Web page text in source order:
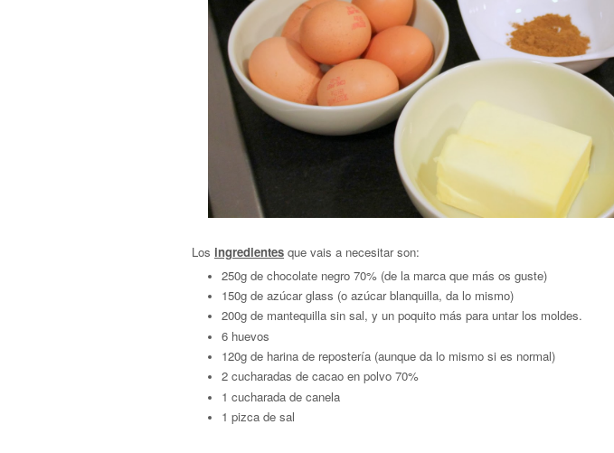
Los ingredientes que vais a necesitar son:
250g de chocolate negro 70% (de la marca que más os guste)
150g de azúcar glass (o azúcar blanquilla, da lo mismo)
200g de mantequilla sin sal, y un poquito más para untar los moldes.
6 huevos
120g de harina de repostería (aunque da lo mismo si es normal)
2 cucharadas de cacao en polvo 70%
1 cucharada de canela
1 pizca de sal